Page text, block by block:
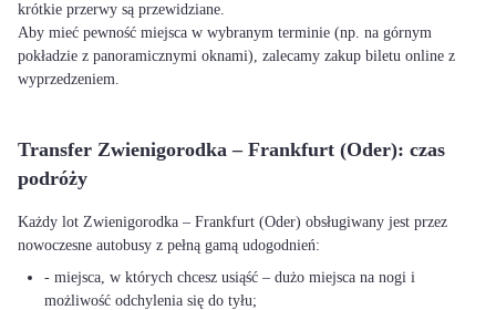
krótkie przerwy są przewidziane.
Aby mieć pewność miejsca w wybranym terminie (np. na górnym
pokładzie z panoramicznymi oknami), zalecamy zakup biletu online z
wyprzedzeniem.
Transfer Zwienigorodka – Frankfurt (Oder): czas
podróży
Każdy lot Zwienigorodka – Frankfurt (Oder) obsługiwany jest przez
nowoczesne autobusy z pełną gamą udogodnień:
- miejsca, w których chcesz usiąść – dużo miejsca na nogi i
możliwość odchylenia się do tyłu;